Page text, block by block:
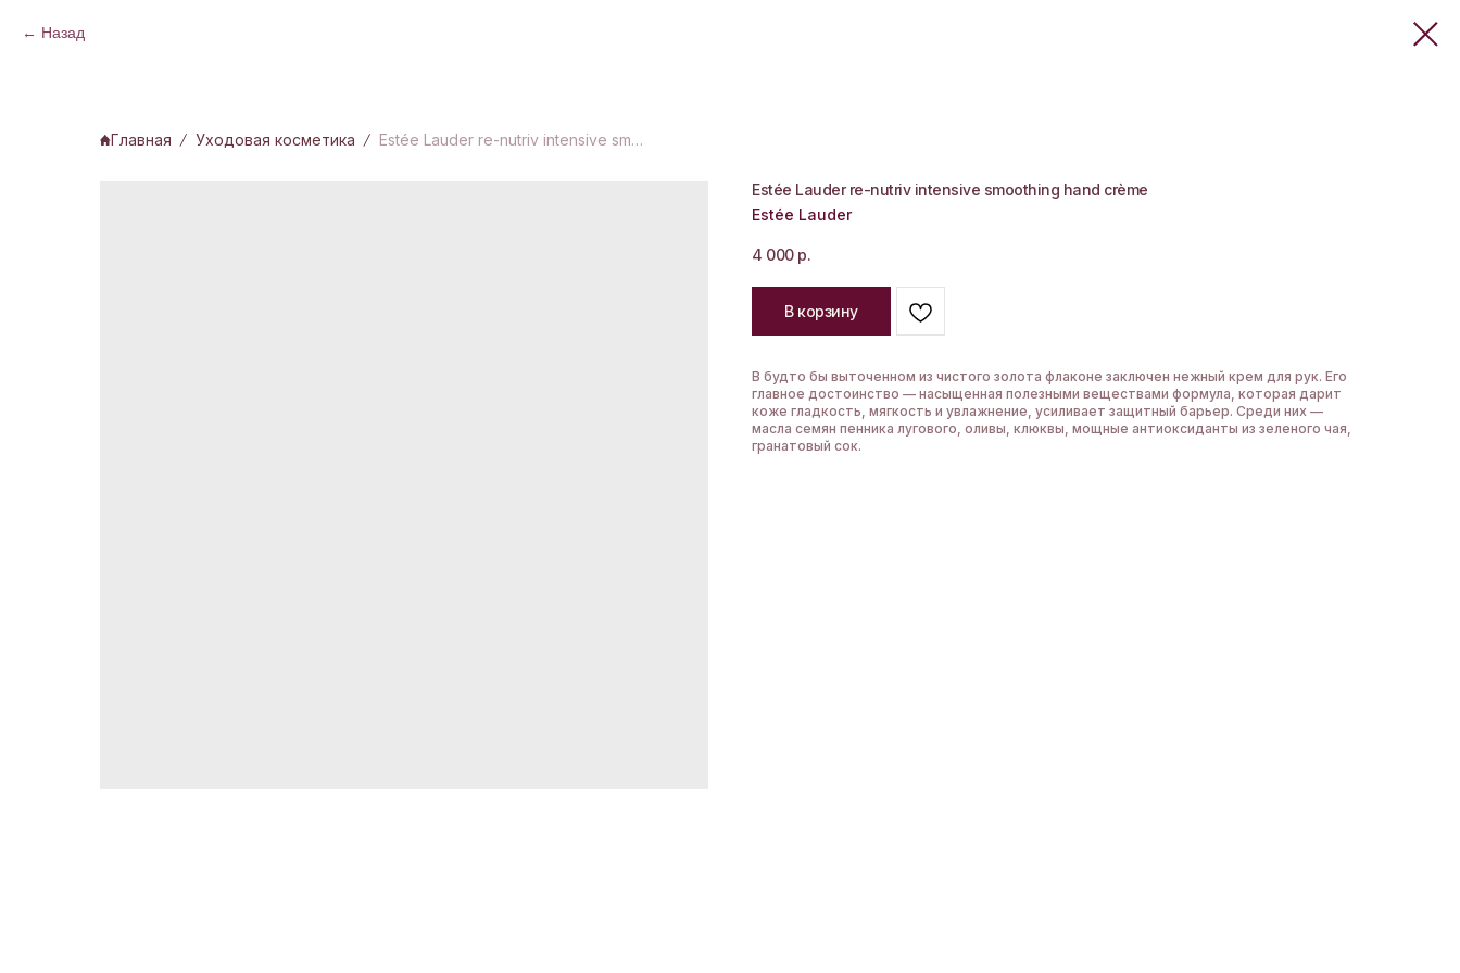
Назад
Главная Уходовая косметика Estée Lauder re-nutriv intensive smoothing hand crème
Estée Lauder re-nutriv intensive smoothing hand crème
Estée Lauder
4 000 р.
В корзину
В будто бы выточенном из чистого золота флаконе заключен нежный крем для рук. Его
главное достоинство — насыщенная полезными веществами формула, которая дарит
коже гладкость, мягкость и увлажнение, усиливает защитный барьер. Среди них —
масла семян пенника лугового, оливы, клюквы, мощные антиоксиданты из зеленого чая,
гранатовый сок.